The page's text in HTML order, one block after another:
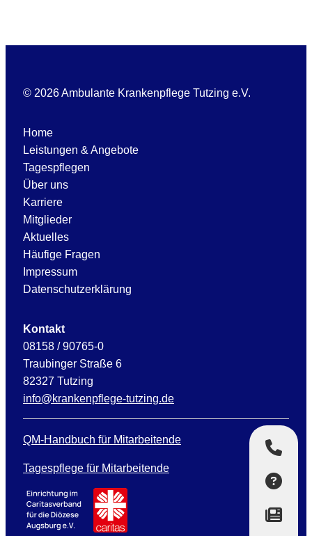
© 2026 Ambulante Krankenpflege Tutzing e.V.
Home
Leistungen & Angebote
Tagespflegen
Über uns
Karriere
Mitglieder
Aktuelles
Häufige Fragen
Impressum
Datenschutzerklärung
Kontakt
08158 / 90765-0
Traubinger Straße 6
82327 Tutzing
info@krankenpflege-tutzing.de
QM-Handbuch für Mitarbeitende
Tagespflege für Mitarbeitende